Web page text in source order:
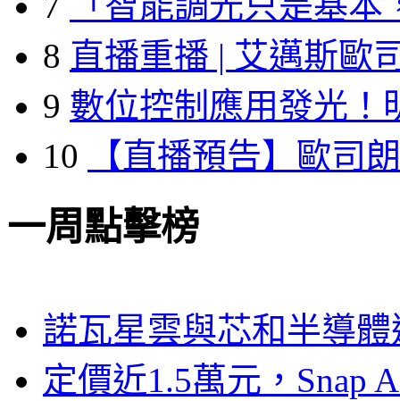
8 直播重播 | 艾邁斯歐
9 數位控制應用發光！
10
【直播預告】歐司
一周點擊榜
諾瓦星雲與芯和半導
定價近1.5萬元，Snap